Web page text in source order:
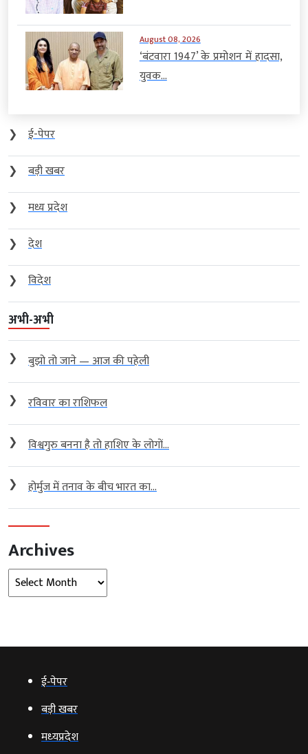
August 08, 2026
‘बंटवारा 1947’ के प्रमोशन में हादसा,
युवक...
❯
ई-पेपर
❯
बड़ी खबर
❯
मध्य प्रदेश
❯
देश
❯
विदेश
अभी-अभी
❯ बुझो तो जाने — आज की पहेली
❯ रविवार का राशिफल
❯ विश्वगुरु बनना है तो हाशिए के लोगों...
❯ होर्मुज में तनाव के बीच भारत का...
Archives
Archives
ई‑पेपर
बड़ी खबर
मध्‍यप्रदेश